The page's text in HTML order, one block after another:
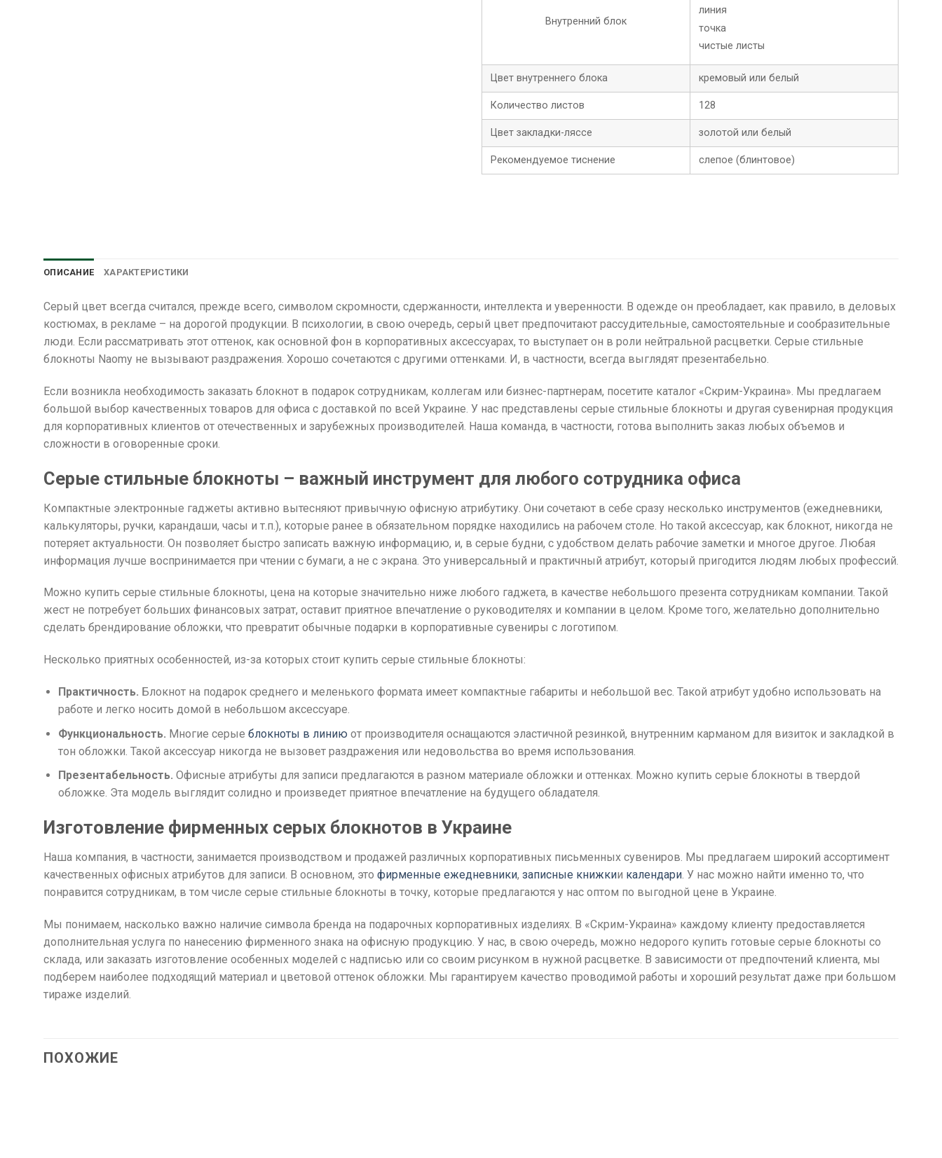
Внутренний блок
линия
точка
чистые листы
Цвет внутреннего блока кремовый или белый
Количество листов 128
Цвет закладки-ляссе золотой или белый
Рекомендуемое тиснение слепое (блинтовое)
ОПИСАНИЕ ХАРАКТЕРИСТИКИ
Серый цвет всегда считался, прежде всего, символом скромности, сдержанности, интеллекта и уверенности. В одежде он преобладает, как правило, в деловых
костюмах, в рекламе – на дорогой продукции. В психологии, в свою очередь, серый цвет предпочитают рассудительные, самостоятельные и сообразительные
люди. Если рассматривать этот оттенок, как основной фон в корпоративных аксессуарах, то выступает он в роли нейтральной расцветки. Серые стильные
блокноты Naomy не вызывают раздражения. Хорошо сочетаются с другими оттенками. И, в частности, всегда выглядят презентабельно.
Если возникла необходимость заказать блокнот в подарок сотрудникам, коллегам или бизнес-партнерам, посетите каталог «Скрим-Украина». Мы предлагаем
большой выбор качественных товаров для офиса с доставкой по всей Украине. У нас представлены серые стильные блокноты и другая сувенирная продукция
для корпоративных клиентов от отечественных и зарубежных производителей. Наша команда, в частности, готова выполнить заказ любых объемов и
сложности в оговоренные сроки.
Серые стильные блокноты – важный инструмент для любого сотрудника офиса
Компактные электронные гаджеты активно вытесняют привычную офисную атрибутику. Они сочетают в себе сразу несколько инструментов (ежедневники,
калькуляторы, ручки, карандаши, часы и т.п.), которые ранее в обязательном порядке находились на рабочем столе. Но такой аксессуар, как блокнот, никогда не
потеряет актуальности. Он позволяет быстро записать важную информацию, и, в серые будни, с удобством делать рабочие заметки и многое другое. Любая
информация лучше воспринимается при чтении с бумаги, а не с экрана. Это универсальный и практичный атрибут, который пригодится людям любых профессий.
Можно купить серые стильные блокноты, цена на которые значительно ниже любого гаджета, в качестве небольшого презента сотрудникам компании. Такой
жест не потребует больших финансовых затрат, оставит приятное впечатление о руководителях и компании в целом. Кроме того, желательно дополнительно
сделать брендирование обложки, что превратит обычные подарки в корпоративные сувениры с логотипом.
Несколько приятных особенностей, из-за которых стоит купить серые стильные блокноты:
Практичность. Блокнот на подарок среднего и меленького формата имеет компактные габариты и небольшой вес. Такой атрибут удобно использовать на
работе и легко носить домой в небольшом аксессуаре.
Функциональность. Многие серые блокноты в линию от производителя оснащаются эластичной резинкой, внутренним карманом для визиток и закладкой в
тон обложки. Такой аксессуар никогда не вызовет раздражения или недовольства во время использования.
Презентабельность. Офисные атрибуты для записи предлагаются в разном материале обложки и оттенках. Можно купить серые блокноты в твердой
обложке. Эта модель выглядит солидно и произведет приятное впечатление на будущего обладателя.
Изготовление фирменных серых блокнотов в Украине
Наша компания, в частности, занимается производством и продажей различных корпоративных письменных сувениров. Мы предлагаем широкий ассортимент
качественных офисных атрибутов для записи. В основном, это фирменные ежедневники, записные книжкии календари. У нас можно найти именно то, что
понравится сотрудникам, в том числе серые стильные блокноты в точку, которые предлагаются у нас оптом по выгодной цене в Украине.
Мы понимаем, насколько важно наличие символа бренда на подарочных корпоративных изделиях. В «Скрим-Украина» каждому клиенту предоставляется
дополнительная услуга по нанесению фирменного знака на офисную продукцию. У нас, в свою очередь, можно недорого купить готовые серые блокноты со
склада, или заказать изготовление особенных моделей с надписью или со своим рисунком в нужной расцветке. В зависимости от предпочтений клиента, мы
подберем наиболее подходящий материал и цветовой оттенок обложки. Мы гарантируем качество проводимой работы и хороший результат даже при большом
тираже изделий.
ПОХОЖИЕ